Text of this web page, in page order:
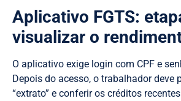
Aplicativo FGTS:
visualizar o
O aplicativo exige login com CPF e
Depois do acesso, o trabalhador deve
“extrato” e conferir os créditos